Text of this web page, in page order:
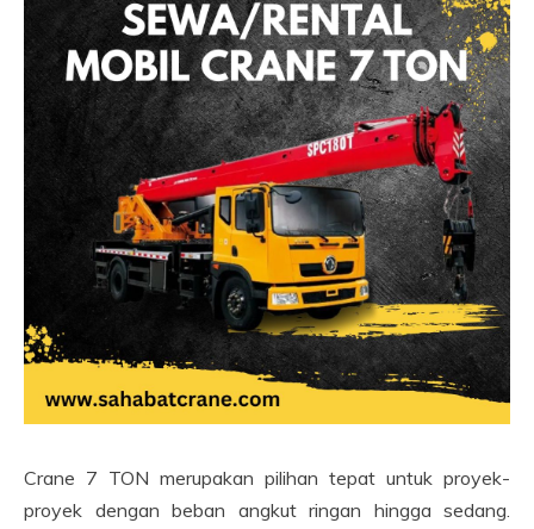
Crane 7 TON merupakan pilihan tepat untuk proyek-
proyek dengan beban angkut ringan hingga sedang.